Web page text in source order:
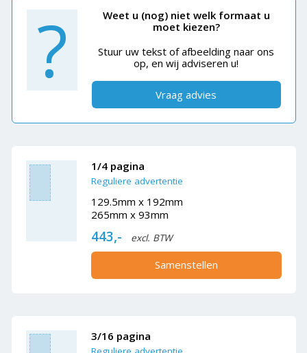
?
Weet u (nog) niet welk formaat u
moet kiezen?
Stuur uw tekst of afbeelding naar ons
op, en wij adviseren u!
Vraag advies
1/4 pagina
Reguliere advertentie
129.5mm x 192mm
265mm x 93mm
443,- excl. BTW
Samenstellen
3/16 pagina